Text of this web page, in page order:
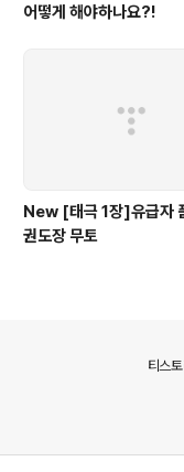
어떻게 해야하나요?!
New [태극 1장]유급자
권도장 무토
티스토